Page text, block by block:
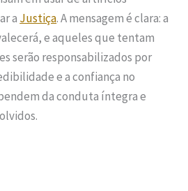
a Justiça. A mensagem é clara: a
e aqueles que tentam
serão responsabilizados por
e a confiança no
da conduta íntegra e